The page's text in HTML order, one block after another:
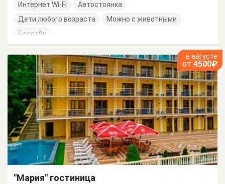
Интернет Wi-Fi
Автостоянка
Дети любого возраста
Можно с животными
Бассейн
в августе
от 4500₽
"Мария" гостиница